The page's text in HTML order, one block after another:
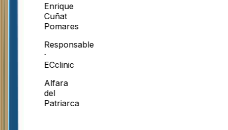
Enrique
Cuñat
Pomares
Responsable
·
ECclinic
Alfara
del
Patriarca